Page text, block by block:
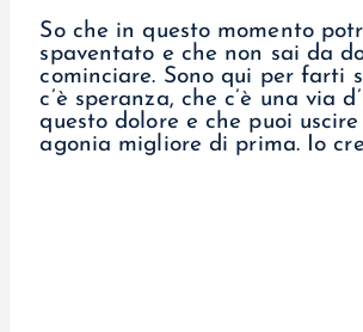
So che in questo momento
spaventato e che non sai da
cominciare. Sono qui per farti
c’è speranza, che c’è una via
questo dolore e che puoi
agonia migliore di prima. Io